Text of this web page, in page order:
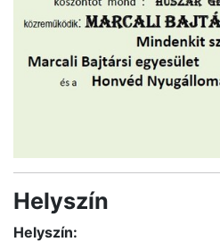
Helyszín
Helyszín: